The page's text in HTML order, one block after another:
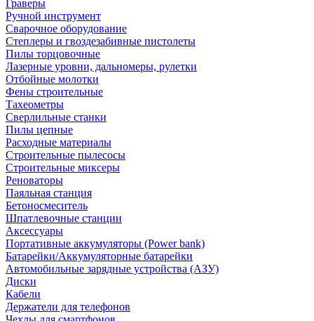
Граверы
Ручной инструмент
Сварочное оборудование
Степлеры и гвоздезабивные пистолеты
Пилы торцовочные
Лазерные уровни, дальномеры, рулетки
Отбойные молотки
Фены строительные
Тахеометры
Сверлильные станки
Пилы цепные
Расходные материалы
Строительные пылесосы
Строительные миксеры
Реноваторы
Паяльная станция
Бетоносмеситель
Шпатлевочные станции
Аксессуары
Портативные аккумуляторы (Power bank)
Батарейки/Аккумуляторные батарейки
Автомобильные зарядные устройства (АЗУ)
Диски
Кабели
Держатели для телефонов